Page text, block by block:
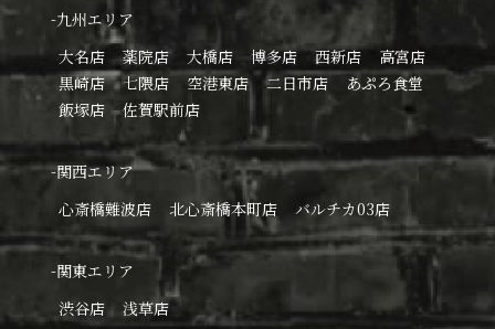
-九州エリア
大名店
薬院店 大橋店 博多店 西新店
高宮店
黒崎店
七隈店 空港東店 二日市店
あぷろ食堂
飯塚店
佐賀駅前店
-関西エリア
心斎橋難波店
北心斎橋本町店 バルチカ03店
-関東エリア
渋谷店
浅草店